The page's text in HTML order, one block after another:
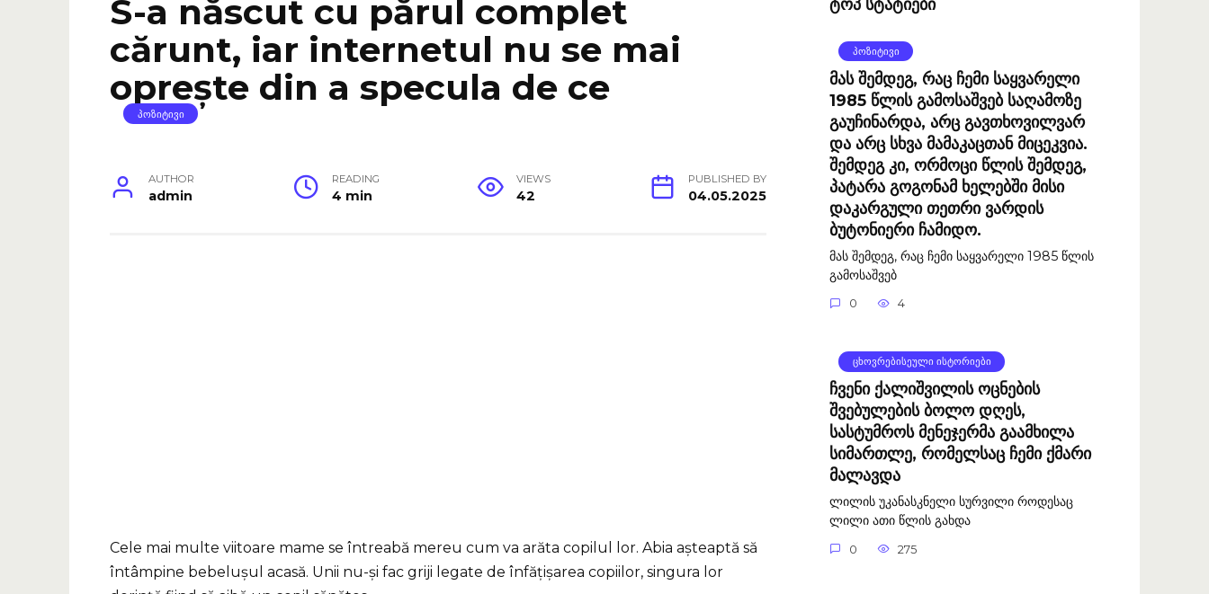
S-a născut cu părul complet
cărunt, iar internetul nu se mai
oprește din a specula de ce
ᲞᲝᲖᲘᲢᲘᲕᲘ
AUTHOR
admin
READING
4 min
VIEWS
42
PUBLISHED BY
04.05.2025
Cele mai multe viitoare mame se întreabă mereu cum va arăta copilul lor. Abia așteaptă să
întâmpine bebelușul acasă. Unii nu-și fac griji legate de înfățișarea copiilor, singura lor
ტოპ სტატიები
ᲞᲝᲖᲘᲢᲘᲕᲘ
მას შემდეგ, რაც ჩემი საყვარელი
1985 წლის გამოსაშვებ საღამოზე
გაუჩინარდა, არც გავთხოვილვარ
და არც სხვა მამაკაცთან მიცეკვია.
შემდეგ კი, ორმოცი წლის შემდეგ,
პატარა გოგონამ ხელებში მისი
დაკარგული თეთრი ვარდის
ბუტონიერი ჩამიდო.
მას შემდეგ, რაც ჩემი საყვარელი 1985 წლის
გამოსაშვებ
0 4
ᲪᲮᲝᲕᲠᲔᲑᲘᲡᲔᲣᲚᲘ ᲘᲡᲢᲝᲠᲘᲔᲑᲘ
ჩვენი ქალიშვილის ოცნების
შვებულების ბოლო დღეს,
სასტუმროს მენეჯერმა გაამხილა
სიმართლე, რომელსაც ჩემი ქმარი
მალავდა
ლილის უკანასკნელი სურვილი როდესაც
ლილი ათი წლის გახდა
0 275